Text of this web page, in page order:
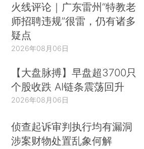
火线评论｜广东雷州“特教老
师招聘违规”很雷，仍有诸多
疑点
2026年08月06日
【大盘脉搏】早盘超3700只
个股收跌 AI链条震荡回升
2026年08月06日
侦查起诉审判执行均有漏洞
涉案财物处置乱象何解